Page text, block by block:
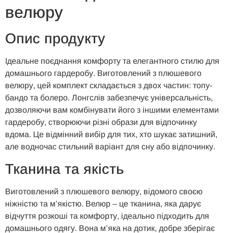
велюру
Опис продукту
Ідеальне поєднання комфорту та елегантного стилю для
домашнього гардеробу. Виготовлений з плюшевого
велюру, цей комплект складається з двох частин: топу-
бандо та болеро. Лонгслів забезпечує універсальність,
дозволяючи вам комбінувати його з іншими елементами
гардеробу, створюючи різні образи для відпочинку
вдома. Це відмінний вибір для тих, хто шукає затишний,
але водночас стильний варіант для сну або відпочинку.
Тканина та якість
Виготовлений з плюшевого велюру, відомого своєю
ніжністю та м’якістю. Велюр – це тканина, яка дарує
відчуття розкоші та комфорту, ідеально підходить для
домашнього одягу. Вона м’яка на дотик, добре зберігає